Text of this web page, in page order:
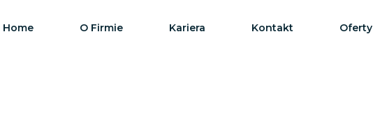
Home O Firmie Kariera Kontakt Oferty